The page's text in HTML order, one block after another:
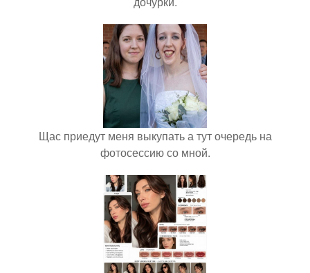
Щас приедут меня выкупать а тут очередь на
фотосессию со мной.